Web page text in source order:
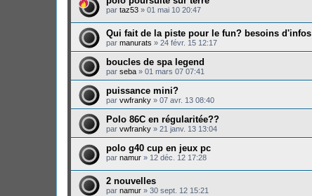
par taz53 » 01 mai 10 20:47
Qui fait de la piste pour le fun? besoins d'infos
par manurats » 24 févr. 15 12:17
boucles de spa legend
par seba » 01 mars 07 07:41
puissance mini?
par vwfranky » 07 avr. 13 08:40
Polo 86C en régularitée??
par vwfranky » 21 janv. 13 13:04
polo g40 cup en jeux pc
par namur » 12 déc. 12 17:28
2 nouvelles
par namur » 30 sept. 12 15:21